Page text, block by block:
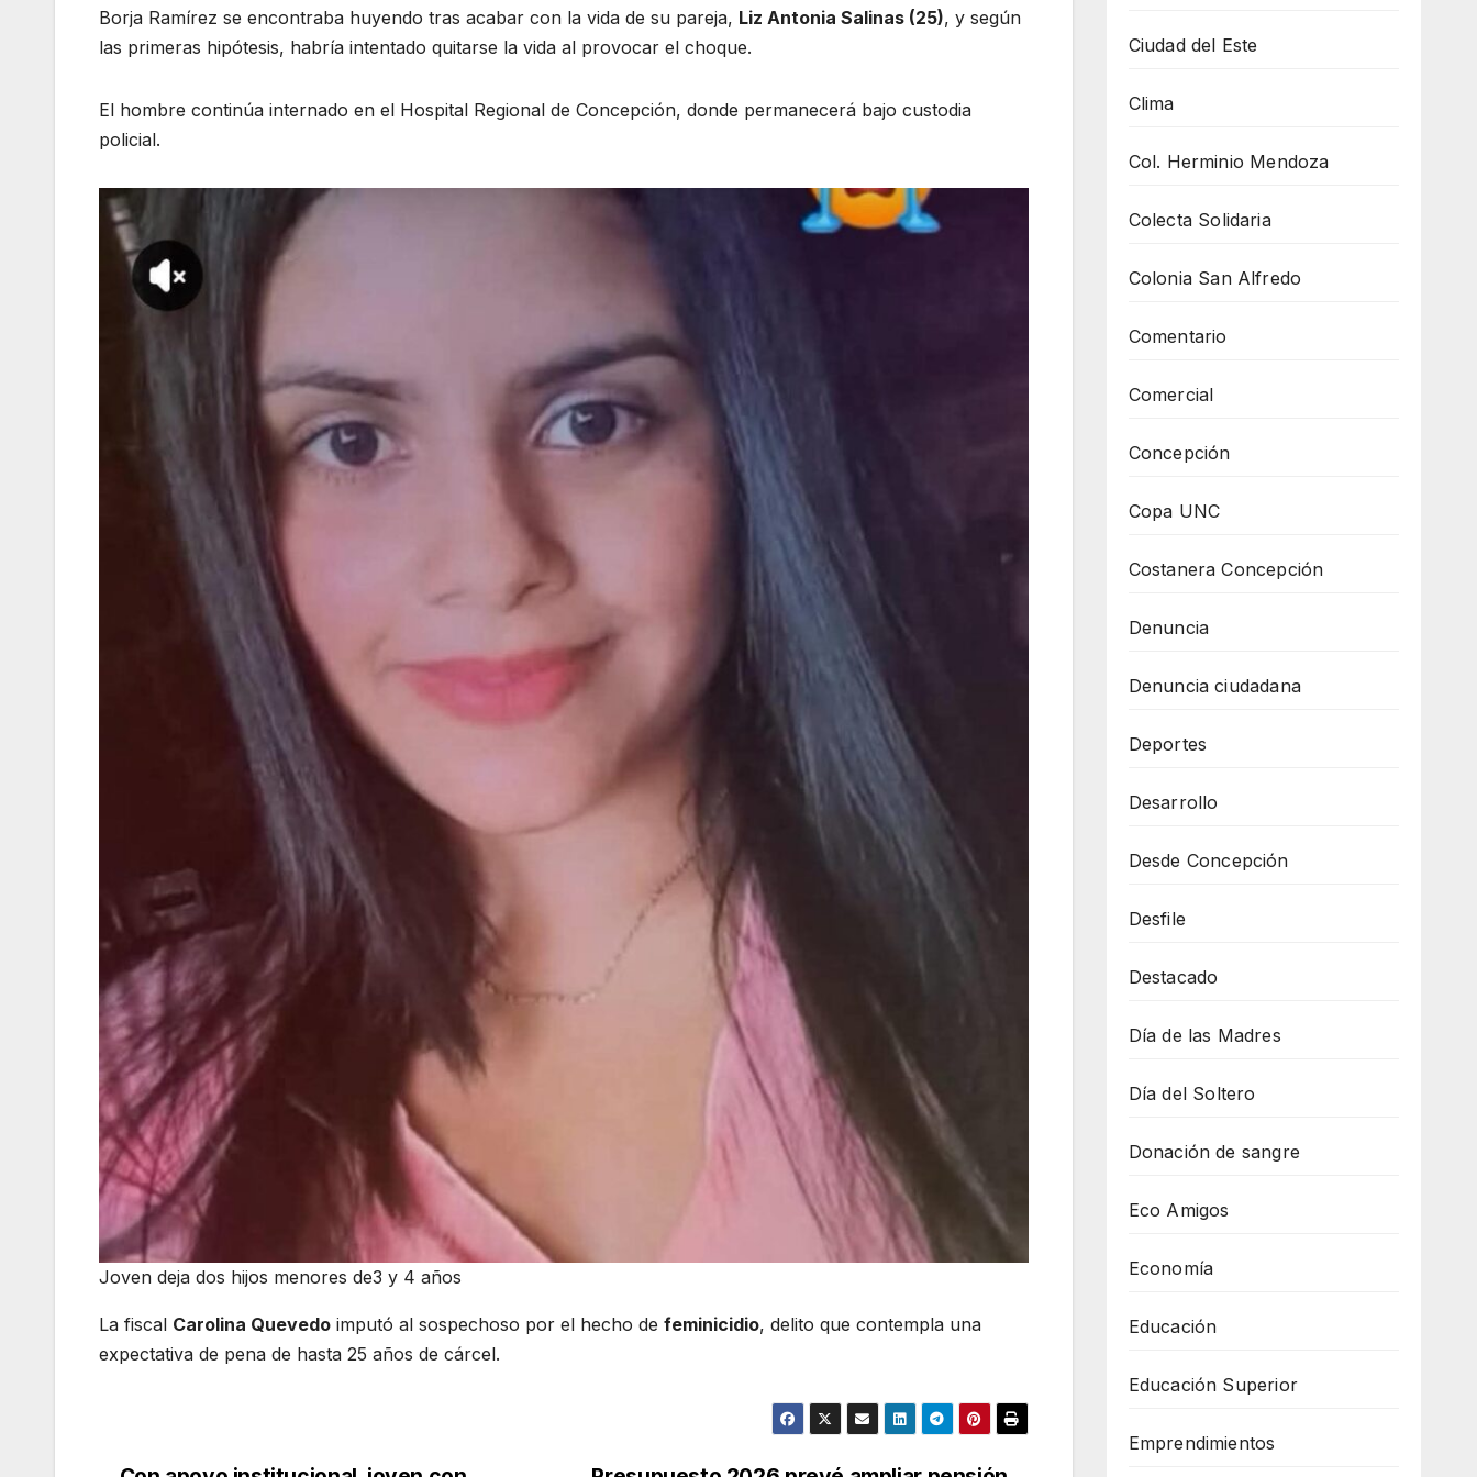
Borja Ramírez se encontraba huyendo tras acabar con la vida de su pareja, Liz Antonia Salinas (25), y según
las primeras hipótesis, habría intentado quitarse la vida al provocar el choque.
El hombre continúa internado en el Hospital Regional de Concepción, donde permanecerá bajo custodia
policial.
Joven deja dos hijos menores de3 y 4 años
La fiscal Carolina Quevedo imputó al sospechoso por el hecho de feminicidio, delito que contempla una
expectativa de pena de hasta 25 años de cárcel.
Ciudad del Este
Clima
Col. Herminio Mendoza
Colecta Solidaria
Colonia San Alfredo
Comentario
Comercial
Concepción
Copa UNC
Costanera Concepción
Denuncia
Denuncia ciudadana
Deportes
Desarrollo
Desde Concepción
Desfile
Destacado
Día de las Madres
Día del Soltero
Donación de sangre
Eco Amigos
Economía
Educación
Educación Superior
Emprendimientos